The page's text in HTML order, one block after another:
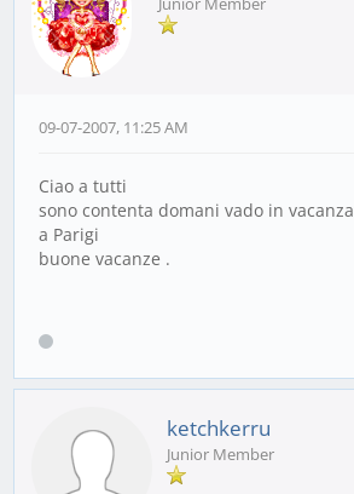
09-07-2007, 11:25 AM
Ciao a tutti
sono contenta domani vado in vacanza
a Parigi
buone vacanze .
ketchkerru
Junior Member